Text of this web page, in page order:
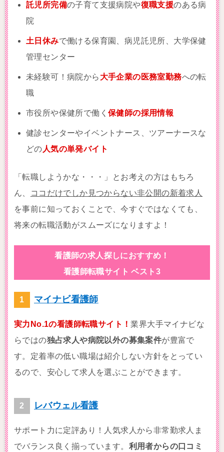
託児所完備の子育て支援病院や復職支援のある病
院
土日休みで働ける保育園、病児託児所、大学保健
管理センター
未経験可！病院から 大手企業の医務室勤務への転
職
市役所や保健所で働く 保健師の採用情報
健診センターやイベントナース、ツアーナースな
どの 人気の単発バイト
「転職しようかな・・・」とお考えの方はもちろ
ん、
ココだけでしか見つからない非公開の新着求人
を事前に知っておくことで、今すぐではなくても、
将来の転職活動がスムーズになりますよ！
看護師の求人探しにおすすめ！
看護師転職サイト ベスト3
マイナビ看護師
実力No.1の看護師転職サイト！業界大手マイナビな
らではの独占求人や病院以外の募集案件が豊富で
す。定着率の低い職場は紹介しない方針をとってい
るので、安心して求人を選ぶことができます。
レバウェル看護
サポート力に定評あり！人気求人から非常勤求人ま
でバランス良く揃っています。 利用者からの口コミ